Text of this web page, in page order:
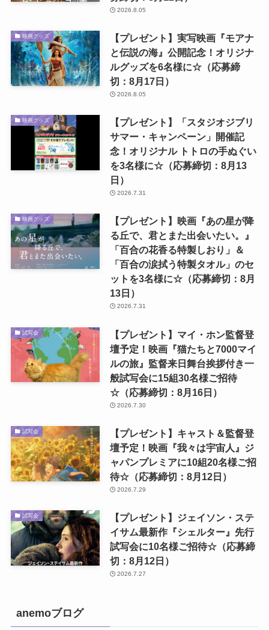
2026.8.05
映画グッズ
【プレゼント】実写映画『モアナ
と伝説の海』公開記念！オリジナ
ルグッズを6名様に☆（応募締
切：8月17日）
2026.8.05
映画グッズ
【プレゼント】「スタジオジブリ
サマー・キャンペーン」開催記
念！オリジナル トトロの手ぬぐい
を3名様に☆（応募締切：8月13
日）
2026.7.31
映画グッズ
【プレゼント】映画『あの星が降
る丘で、君とまた出会いたい。』
「百合の花香る特製しおり」＆
「百合の涙拭う特製タオル」のセ
ットを3名様に☆（応募締切：8月
13日）
2026.7.31
試写会
【プレゼント】マイ・ホン監督登
壇予定！映画『猫たちと7000マイ
ルの旅』監督来日舞台挨拶付き一
般試写会に15組30名様ご招待
☆（応募締切：8月16日）
2026.7.30
試写会
【プレゼント】キャスト＆監督登
壇予定！映画『我々は宇宙人』ジ
ャパンプレミアに10組20名様ご招
待☆（応募締切：8月12日）
2026.7.29
試写会
【プレゼント】ジェイソン・ステ
イサム最新作『シェルター』先行
試写会に10名様ご招待☆（応募締
切：8月12日）
2026.7.27
anemoブログ